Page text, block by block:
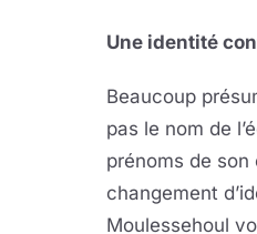
Une identité
Beaucoup
pas le nom de
prénoms de son
changement
Moulessehoul